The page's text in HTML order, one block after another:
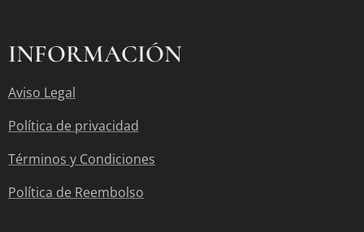
INFORMACIÓN
Aviso Legal
Política de privacidad
Términos y Condiciones
Política de Reembolso